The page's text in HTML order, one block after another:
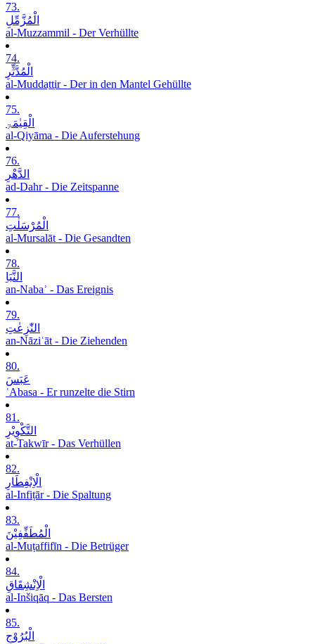
73.
الْمُزَّمِّلِ
al-Muzzammil - Der Verhüllte
74.
الْمُدَّثِّرِ
al-Muddaṯṯir - Der in den Mantel Gehüllte
75.
الْقِیٰمَۃِ
al-Qiyāma - Die Auferstehung
76.
الدَّھْرِ
ad-Dahr - Die Zeitspanne
77.
الْمُرْسَلٰتِ
al-Mursalāt - Die Gesandten
78.
النَّبَاِ
an-Nabaʾ - Das Ereignis
79.
النّٰزِعٰتِ
an-Nāziʿāt - Die Ziehenden
80.
عَبَسَ
ʿAbasa - Er runzelte die Stirn
81.
التَّکْوِیْرِ
at-Takwīr - Das Verhüllen
82.
الْاِنْفِطَارِ
al-Infiṭār - Die Spaltung
83.
الْمُطَفِّفِیْنَ
al-Muṭaffifīn - Die Betrüger
84.
الْاِنْشِقَاقِ
al-Inšiqāq - Das Bersten
85.
الْبُرُوْجِ